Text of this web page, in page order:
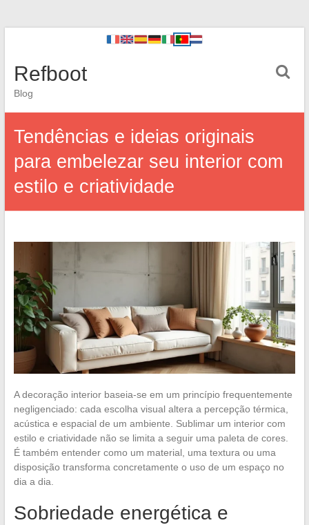
Refboot
Blog
Tendências e ideias originais
para embelezar seu interior com
estilo e criatividade
A decoração interior baseia-se em um princípio frequentemente
negligenciado: cada escolha visual altera a percepção térmica,
acústica e espacial de um ambiente. Sublimar um interior com
estilo e criatividade não se limita a seguir uma paleta de cores.
É também entender como um material, uma textura ou uma
disposição transforma concretamente o uso de um espaço no
dia a dia.
Sobriedade energética e